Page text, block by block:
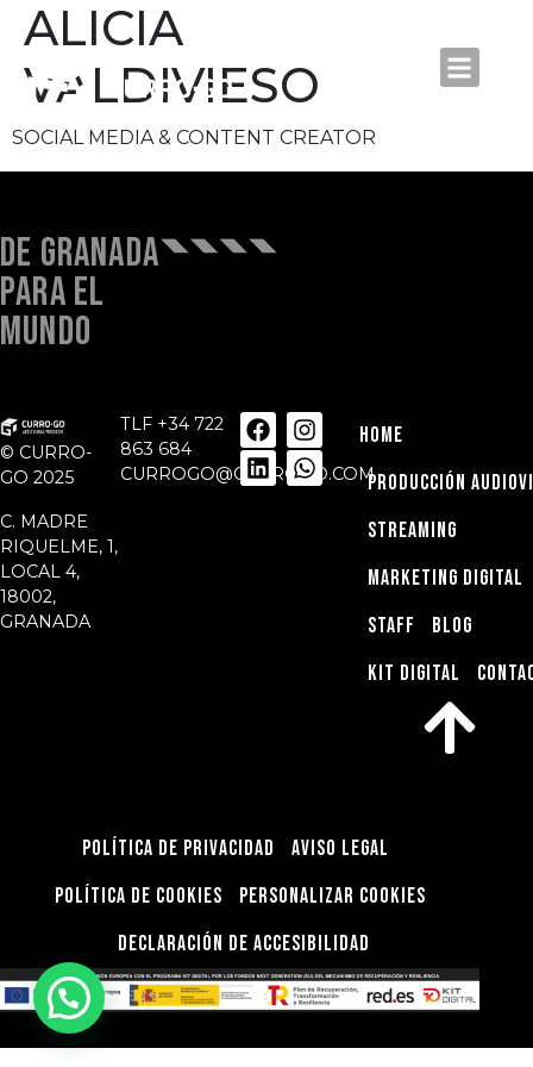
ALICIA
VALDIVIESO
SOCIAL MEDIA & CONTENT CREATOR
DE GRANADA
PARA EL
MUNDO
© CURRO-
GO 2025
C. MADRE
RIQUELME, 1,
LOCAL 4,
18002,
GRANADA
TLF +34 722
863 684
CURROGO@CURROGO.COM
HOME
PRODUCCIÓN
STREAMING
MARKETING DIGITAL
STAFF
BLOG
KIT DIGITAL
Política de privacidad
Aviso Legal
Política de Cookies
Personalizar Cookies
Declaración de Accesibilidad